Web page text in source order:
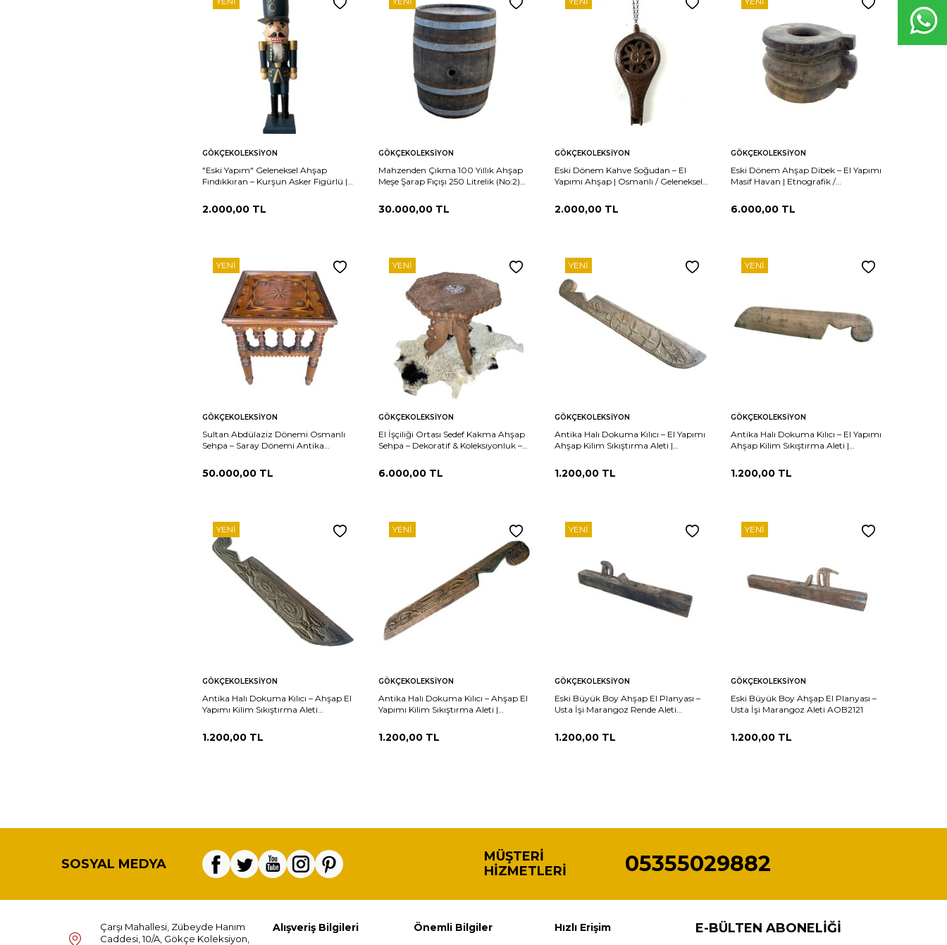
Sepete
Ekle
GÖKÇEKOLEKSIYON
"Eski Yapım" Geleneksel Ahşap
Fındıkkıran – Kurşun Asker Figürlü |
2.000,00 TL
Sepete
Ekle
GÖKÇEKOLEKSIYON
Mahzenden Çıkma 100 Yıllık Ahşap
Meşe Şarap Fıçışı 250 Litrelik (No:2)
30.000,00 TL
Sepete
Ekle
GÖKÇEKOLEKSIYON
Eski Dönem Kahve Soğudan – El
Yapımı Ahşap | Osmanlı / Geleneksel
2.000,00 TL
Sepete
Ekle
GÖKÇEKOLEKSIYON
Eski Dönem Ahşap Dibek – El Yapımı
Masif Havan | Etnografik /
6.000,00 TL
YENI
Sepete
Ekle
GÖKÇEKOLEKSIYON
Sultan Abdülaziz Dönemi Osmanlı
Sehpa – Saray Dönemi Antika
50.000,00 TL
YENI
Sepete
Ekle
GÖKÇEKOLEKSIYON
El İşçiliği Ortası Sedef Kakma Ahşap
Sehpa – Dekoratif & Koleksiyonluk –
6.000,00 TL
YENI
Sepete
Ekle
GÖKÇEKOLEKSIYON
Antika Halı Dokuma Kılıcı – El Yapımı
Ahşap Kilim Sıkıştırma Aleti |
1.200,00 TL
YENI
Sepete
Ekle
GÖKÇEKOLEKSIYON
Antika Halı Dokuma Kılıcı – El Yapımı
Ahşap Kilim Sıkıştırma Aleti |
1.200,00 TL
YENI
Sepete
Ekle
GÖKÇEKOLEKSIYON
Antika Halı Dokuma Kılıcı – Ahşap El
Yapımı Kilim Sıkıştırma Aleti
1.200,00 TL
YENI
Sepete
Ekle
GÖKÇEKOLEKSIYON
Antika Halı Dokuma Kılıcı – Ahşap El
Yapımı Kilim Sıkıştırma Aleti |
1.200,00 TL
YENI
Sepete
Ekle
GÖKÇEKOLEKSIYON
Eski Büyük Boy Ahşap El Planyası –
Usta İşi Marangoz Rende Aleti
1.200,00 TL
YENI
Sepete
Ekle
GÖKÇEKOLEKSIYON
Eski Büyük Boy Ahşap El Planyası –
Usta İşi Marangoz Aleti AOB2121
1.200,00 TL
SOSYAL MEDYA
MÜŞTERI
HIZMETLERI
05355029882
Çarşı Mahallesi, Zübeyde Hanım
Caddesi, 10/A, Gökçe Koleksiyon,
Alışveriş Bilgileri Önemli Bilgiler Hızlı Erişim E-BÜLTEN ABONELIĞI